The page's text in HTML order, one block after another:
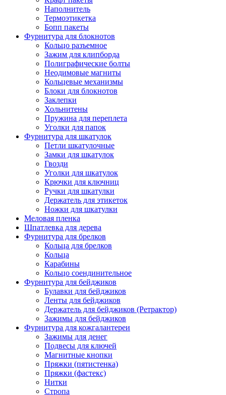
Наполнитель
Термоэтикетка
Бопп пакеты
Фурнитура для блокнотов
Кольцо разъемное
Зажим для клипборда
Полиграфические болты
Неодимовые магниты
Кольцевые механизмы
Блоки для блокнотов
Заклепки
Хольнитены
Пружина для переплета
Уголки для папок
Фурнитура для шкатулок
Петли шкатулочные
Замки для шкатулок
Гвозди
Уголки для шкатулок
Крючки для ключниц
Ручки для шкатулки
Держатель для этикеток
Ножки для шкатулки
Меловая пленка
Шпатлевка для дерева
Фурнитура для брелков
Кольца для брелков
Кольца
Карабины
Кольцо соендинительное
Фурнитура для бейджиков
Булавки для бейджиков
Ленты для бейджиков
Держатель для бейджиков (Ретрактор)
Зажимы для бейджиков
Фурнитура для кожгалантереи
Зажимы для денег
Подвесы для ключей
Магнитные кнопки
Пряжки (пятистенка)
Пряжки (фастекс)
Нитки
Стропа